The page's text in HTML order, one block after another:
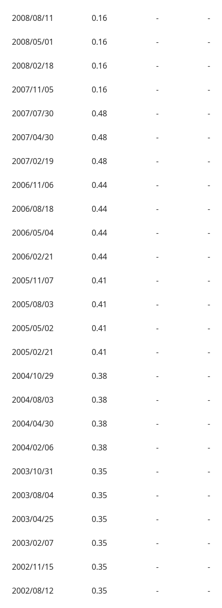
2008/08/11 0.16 - -
2008/05/01 0.16 - -
2008/02/18 0.16 - -
2007/11/05 0.16 - -
2007/07/30 0.48 - -
2007/04/30 0.48 - -
2007/02/19 0.48 - -
2006/11/06 0.44 - -
2006/08/18 0.44 - -
2006/05/04 0.44 - -
2006/02/21 0.44 - -
2005/11/07 0.41 - -
2005/08/03 0.41 - -
2005/05/02 0.41 - -
2005/02/21 0.41 - -
2004/10/29 0.38 - -
2004/08/03 0.38 - -
2004/04/30 0.38 - -
2004/02/06 0.38 - -
2003/10/31 0.35 - -
2003/08/04 0.35 - -
2003/04/25 0.35 - -
2003/02/07 0.35 - -
2002/11/15 0.35 - -
2002/08/12 0.35 - -